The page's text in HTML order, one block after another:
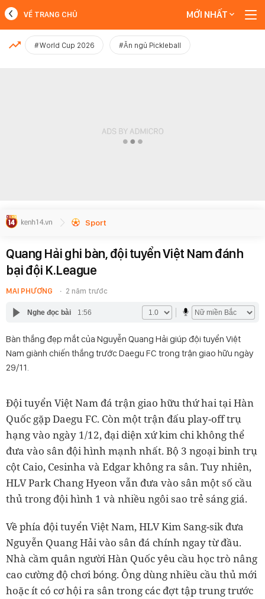
MỚI NHẤT
VỀ TRANG CHỦ MỚI NHẤT
#World Cup 2026 #Ăn ngủ Pickleball
Sport
Quang Hải ghi bàn, đội tuyển Việt Nam đánh
bại đội K.League
MAI PHƯƠNG 2 năm trước
Nghe đọc bài 1:56
Bàn thắng đẹp mắt của Nguyễn Quang Hải giúp đội tuyển Việt
Nam giành chiến thắng trước Daegu FC trong trận giao hữu ngày
29/11.
Đội tuyển Việt Nam đá trận giao hữu thứ hai tại Hàn
Quốc gặp Daegu FC. Còn một trận đấu play-off trụ
hạng vào ngày 1/12, đại diện xứ kim chi không thể
đưa vào sân đội hình mạnh nhất. Bộ 3 ngoại binh trụ
cột Caio, Cesinha và Edgar không ra sân. Tuy nhiên,
HLV Park Chang Hyeon vẫn đưa vào sân một số cầu
thủ trong đội hình 1 và nhiều ngôi sao trẻ sáng giá.
Về phía đội tuyển Việt Nam, HLV Kim Sang-sik đưa
Nguyễn Quang Hải vào sân đá chính ngay từ đầu.
Nhà cầm quân người Hàn Quốc yêu cầu học trò nâng
cao cường độ chơi bóng. Ông dùng nhiều cầu thủ mới
hoặc ít có cơ hội ra sân trong các đợt tập trung trước